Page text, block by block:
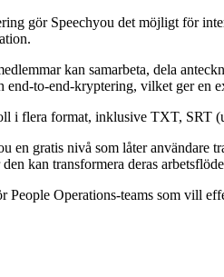
gör Speechyou det möjligt för
kan samarbeta, dela
to-end-kryptering, vilket ger en
i flera format, inklusive TXT, SRT
en gratis nivå som låter
kan transformera deras
People Operations-teams som vill